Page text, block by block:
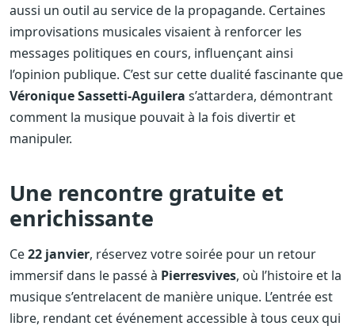
aussi un outil au service de la propagande. Certaines
improvisations musicales visaient à renforcer les
messages politiques en cours, influençant ainsi
l’opinion publique. C’est sur cette dualité fascinante que
Véronique Sassetti-Aguilera s’attardera, démontrant
comment la musique pouvait à la fois divertir et
manipuler.
Une rencontre gratuite et
enrichissante
Ce22 janvier, réservez votre soirée pour un retour
immersif dans le passé à Pierresvives, où l’histoire et la
musique s’entrelacent de manière unique. L’entrée est
libre, rendant cet événement accessible à tous ceux qui